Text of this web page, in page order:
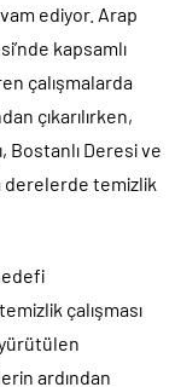
ediyor. Arap
kapsamlı
çalışmalarda
çıkarılırken,
Bostanlı Deresi ve
derelerde temizlik
çalışması
ardından